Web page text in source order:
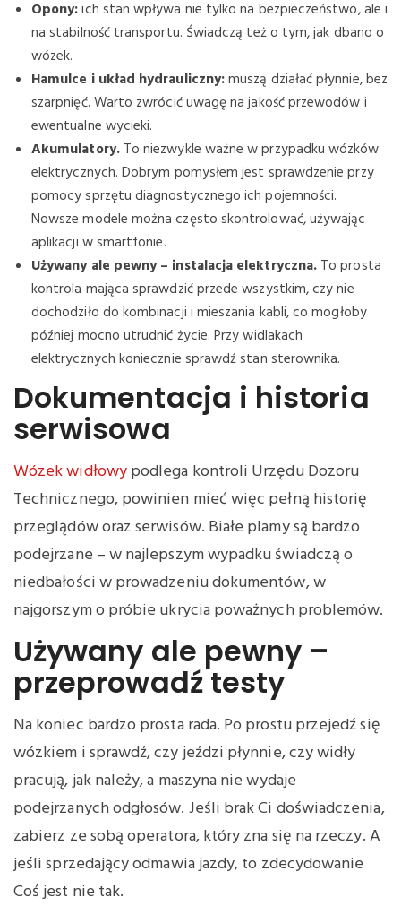
Opony:ich stan wpływa nie tylko na bezpieczeństwo, ale i
na stabilność transportu. Świadczą też o tym, jak dbano o
wózek.
Hamulce i układ hydrauliczny:muszą działać płynnie, bez
szarpnięć. Warto zwrócić uwagę na jakość przewodów i
ewentualne wycieki.
Akumulatory. To niezwykle ważne w przypadku wózków
elektrycznych. Dobrym pomysłem jest sprawdzenie przy
pomocy sprzętu diagnostycznego ich pojemności.
Nowsze modele można często skontrolować, używając
aplikacji w smartfonie.
Używany ale pewny – instalacja elektryczna. To prosta
kontrola mająca sprawdzić przede wszystkim, czy nie
dochodziło do kombinacji i mieszania kabli, co mogłoby
później mocno utrudnić życie. Przy widlakach
elektrycznych koniecznie sprawdź stan sterownika.
Dokumentacja i historia
serwisowa
Wózek widłowypodlega kontroli Urzędu Dozoru
Technicznego, powinien mieć więc pełną historię
przeglądów oraz serwisów. Białe plamy są bardzo
podejrzane – w najlepszym wypadku świadczą o
niedbałości w prowadzeniu dokumentów, w
najgorszym o próbie ukrycia poważnych problemów.
Używany ale pewny –
przeprowadź testy
Na koniec bardzo prosta rada. Po prostu przejedź się
wózkiem i sprawdź, czy jeździ płynnie, czy widły
pracują, jak należy, a maszyna nie wydaje
podejrzanych odgłosów. Jeśli brak Ci doświadczenia,
zabierz ze sobą operatora, który zna się na rzeczy. A
jeśli sprzedający odmawia jazdy, to zdecydowanie
Coś jest nie tak.